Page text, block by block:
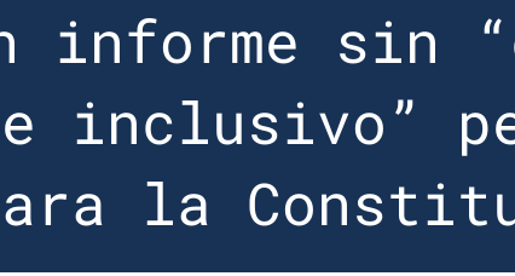
informe sin
inclusivo”
la